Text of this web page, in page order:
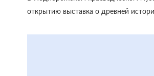
открытию выставка о древней